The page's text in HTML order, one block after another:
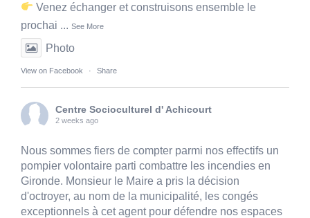
Venez échanger et construisons ensemble le
prochai ... See More
Photo
View on Facebook · Share
Centre Socioculturel d' Achicourt
2 weeks ago
Nous sommes fiers de compter parmi nos effectifs un
pompier volontaire parti combattre les incendies en
Gironde. Monsieur le Maire a pris la décision
d'octroyer, au nom de la municipalité, les congés
exceptionnels à cet agent pour défendre nos espaces